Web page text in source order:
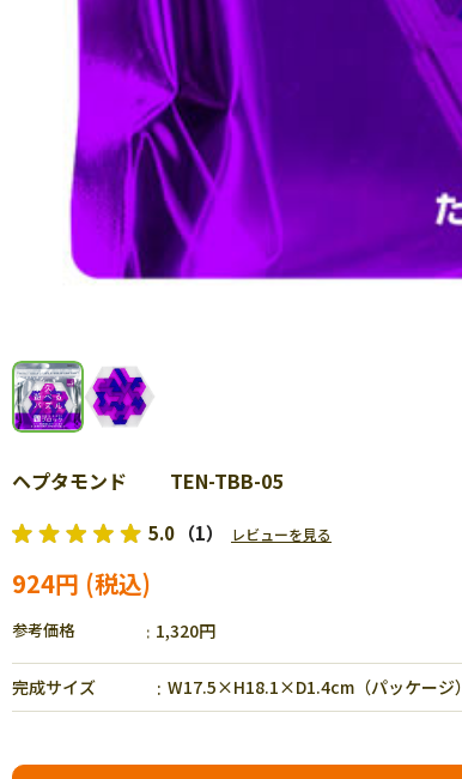
ヘプタモンド TEN-TBB-05
5.0 （1） レビューを見る
924円
参考価格 1,320円
完成サイズ W17.5×H18.1×D1.4cm（パッケージ）